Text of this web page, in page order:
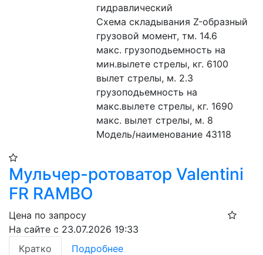
гидравлический
Схема складывания Z-образный
грузовой момент, тм. 14.6
макс. грузоподьемность на
мин.вылете стрелы, кг. 6100
вылет стрелы, м. 2.3
грузоподьемность на
макс.вылете стрелы, кг. 1690
макс. вылет стрелы, м. 8
Модель/наименование 43118
Мульчер-ротоватор Valentini
FR RAMBO
Цена по запросу
На сайте с 23.07.2026 19:33
Кратко
Подробнее